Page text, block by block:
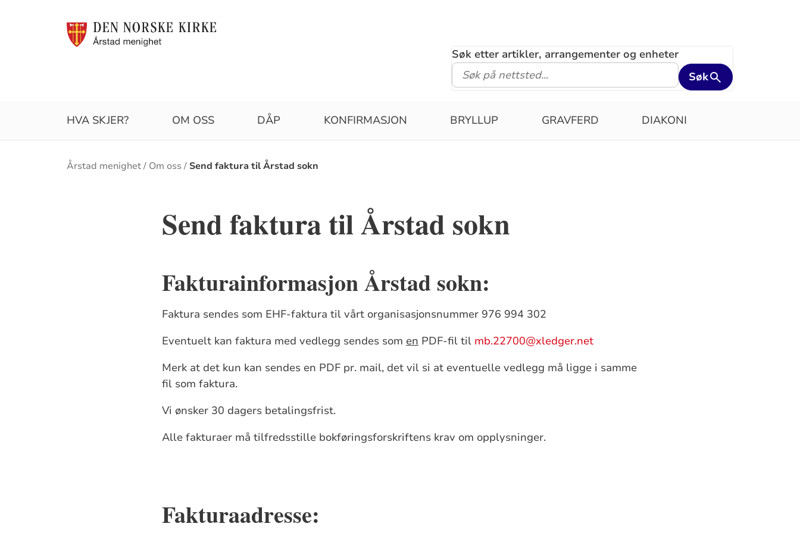
Søk etter artikler, arrangementer og enheter
Søk
HVA SKJER? OM OSS DÅP KONFIRMASJON BRYLLUP GRAVFERD DIAKONI
Brødsmulesti
Årstad menighet Om oss Send faktura til Årstad sokn
Send faktura til Årstad sokn
Fakturainformasjon Årstad sokn:
Faktura sendes som EHF-faktura til vårt organisasjonsnummer 976 994 302
Eventuelt kan faktura med vedlegg sendes som en PDF-fil til mb.22700@xledger.net
Merk at det kun kan sendes en PDF pr. mail, det vil si at eventuelle vedlegg må ligge i samme
fil som faktura.
Vi ønsker 30 dagers betalingsfrist.
Alle fakturaer må tilfredsstille bokføringsforskriftens krav om opplysninger.
Fakturaadresse: